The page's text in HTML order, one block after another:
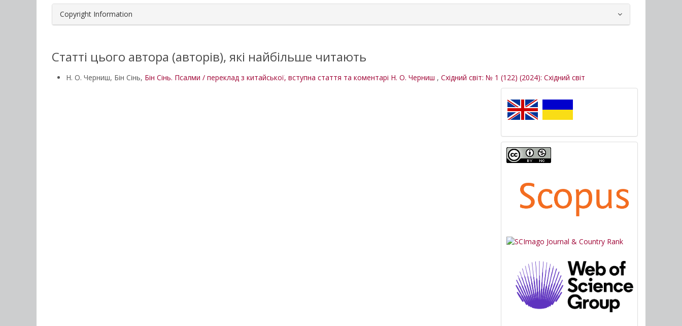
Copyright Information
Статті цього автора (авторів), які найбільше читають
Н. О. Черниш, Бін Сінь, Бін Сінь. Псалми / переклад з китайської, вступна стаття та коментарі Н. О. Черниш , Східний світ: № 1 (122) (2024): Східний світ